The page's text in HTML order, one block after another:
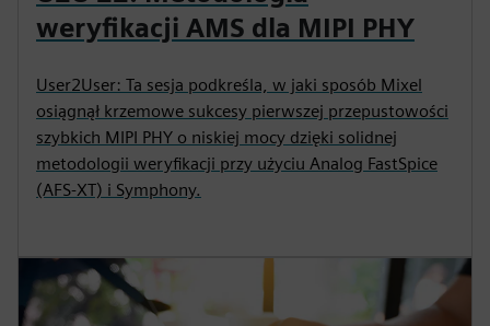
weryfikacji AMS dla MIPI PHY
User2User: Ta sesja podkreśla, w jaki sposób Mixel
osiągnął krzemowe sukcesy pierwszej przepustowości
szybkich MIPI PHY o niskiej mocy dzięki solidnej
metodologii weryfikacji przy użyciu Analog FastSpice
(AFS-XT) i Symphony.